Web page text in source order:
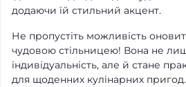
додаючи їй стильний акцент.
Не пропустіть можливість
чудовою стільницею! Вона не
індивідуальність, але й стане
для щоденних кулінарних